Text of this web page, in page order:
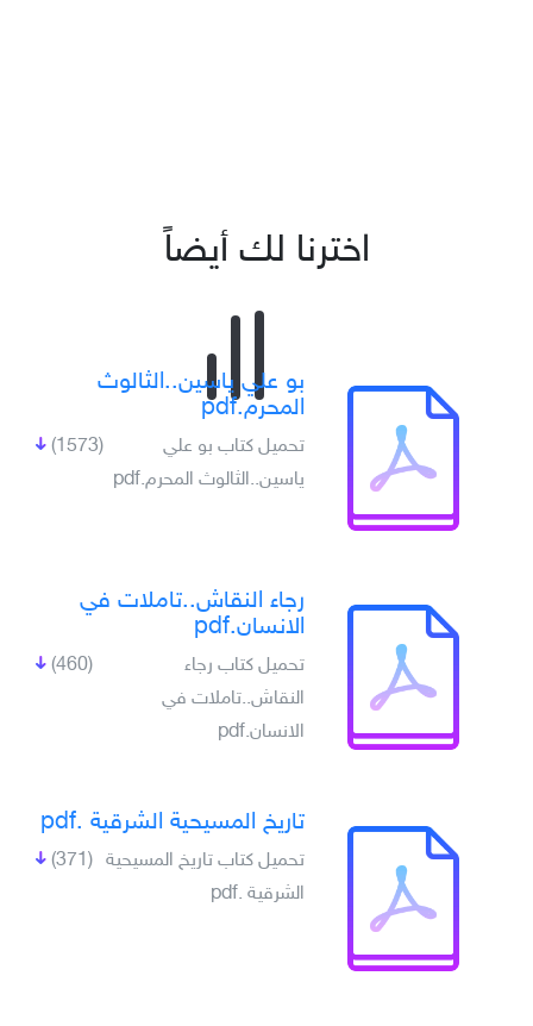
اخترنا لك أيضاً
بو علي ياسين..الثالوث
المحرم.pdf
(1573)
تحميل كتاب بو علي
ياسين..الثالوث المحرم.pdf
رجاء النقاش..تاملات في
الانسان.pdf
(460)
تحميل كتاب رجاء
النقاش..تاملات في
الانسان.pdf
تاريخ المسيحية الشرقية .pdf
(371) تحميل كتاب تاريخ المسيحية
الشرقية .pdf